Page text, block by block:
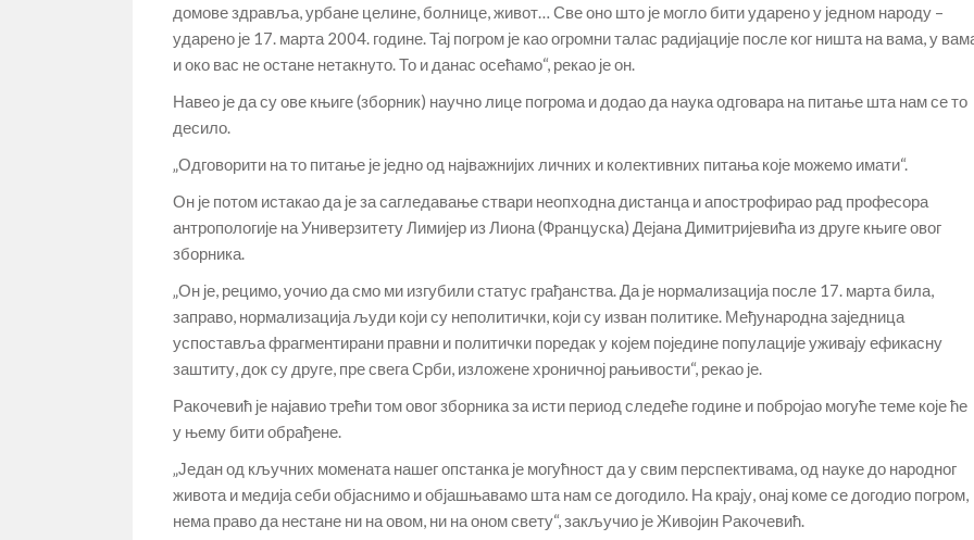
домове здравља, урбане целине, болнице, живот… Све оно што је могло бити ударено у једном народу –
ударено је 17. марта 2004. године. Тај погром је као огромни талас радијације после ког ништа на вама, у
и око вас не остане нетакнуто. То и данас осећамо“, рекао је он.
Навео је да су ове књиге (зборник) научно лице погрома и додао да наука одговара на питање шта нам се то
десило.
„Одговорити на то питање је једно од најважнијих личних и колективних питања које можемо имати“.
Он је потом истакао да је за сагледавање ствари неопходна дистанца и апострофирао рад професора
антропологије на Универзитету Лимијер из Лиона (Француска) Дејана Димитријевића из друге књиге овог
зборника.
„Он је, рецимо, уочио да смо ми изгубили статус грађанства. Да је нормализација после 17. марта била,
заправо, нормализација људи који су неполитички, који су изван политике. Међународна заједница
успоставља фрагментирани правни и политички поредак у којем поједине популације уживају ефикасну
заштиту, док су друге, пре свега Срби, изложене хроничној рањивости“, рекао је.
Ракочевић је најавио трећи том овог зборника за исти период следеће године и побројао могуће теме које ће
у њему бити обрађене.
„Један од кључних момената нашег опстанка је могућност да у свим перспективама, од науке до народног
живота и медија себи објаснимо и објашњавамо шта нам се догодило. На крају, онај коме се догодио погром,
нема право да нестане ни на овом, ни на оном свету“, закључио је Живојин Ракочевић.